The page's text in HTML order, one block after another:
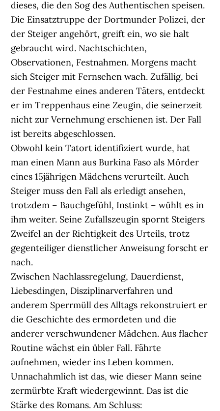
dieses, die den Sog des Authentischen speisen.
Die Einsatztruppe der Dortmunder Polizei, der
der Steiger angehört, greift ein, wo sie halt
gebraucht wird. Nachtschichten,
Observationen, Festnahmen. Morgens macht
sich Steiger mit Fernsehen wach. Zufällig, bei
der Festnahme eines anderen Täters, entdeckt
er im Treppenhaus eine Zeugin, die seinerzeit
nicht zur Vernehmung erschienen ist. Der Fall
ist bereits abgeschlossen.
Obwohl kein Tatort identifiziert wurde, hat
man einen Mann aus Burkina Faso als Mörder
eines 15jährigen Mädchens verurteilt. Auch
Steiger muss den Fall als erledigt ansehen,
trotzdem – Bauchgefühl, Instinkt – wühlt es in
ihm weiter. Seine Zufallszeugin spornt Steigers
Zweifel an der Richtigkeit des Urteils, trotz
gegenteiliger dienstlicher Anweisung forscht er
nach.
Zwischen Nachlassregelung, Dauerdienst,
Liebesdingen, Disziplinarverfahren und
anderem Sperrmüll des Alltags rekonstruiert er
die Geschichte des ermordeten und die
anderer verschwundener Mädchen. Aus flacher
Routine wächst ein übler Fall. Fährte
aufnehmen, wieder ins Leben kommen.
Unnachahmlich ist das, wie dieser Mann seine
zermürbte Kraft wiedergewinnt. Das ist die
Stärke des Romans. Am Schluss: